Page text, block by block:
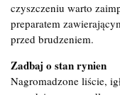
czyszczeniu warto
preparatem
przed brudzeniem.
Zadbaj o stan rynien
Nagromadzone liście,